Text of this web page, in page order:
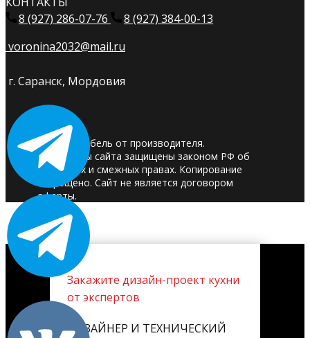
8 (927) 286-07-76
8 (927) 384-00-13
voronina2032@mail.ru
г. Саранск, Мордовия
© 2025. Мебель от производителя.
Материалы сайта защищены законом РФ об
авторских и смежных правах. Копирование
запрещено. Сайт не является договором
оферты.
Закажите дизайн-проект кухни
от экспертов
ДИЗАЙНЕР И ТЕХНИЧЕСКИЙ